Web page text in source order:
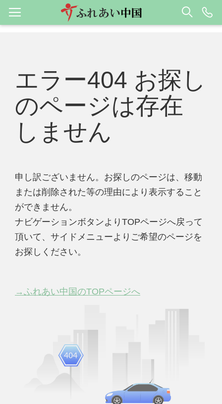
エラー404 お探し
のページは存在
しません
申し訳ございません。お探しのページは、移動
または削除された等の理由により表示すること
ができません。
ナビゲーションボタンよりTOPページへ戻って
頂いて、サイドメニューよりご希望のページを
お探しください。
→ふれあい中国のTOPページへ